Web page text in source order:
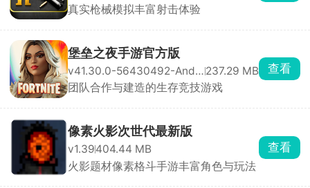
真实枪械模拟丰富射击体验
堡垒之夜手游官方版
v41.30.0-56430492-Android237.29 MB
团队合作与建造的生存竞技游戏
查看
像素火影次世代最新版
v1.39404.44 MB
火影题材像素格斗手游丰富角色与玩法
查看